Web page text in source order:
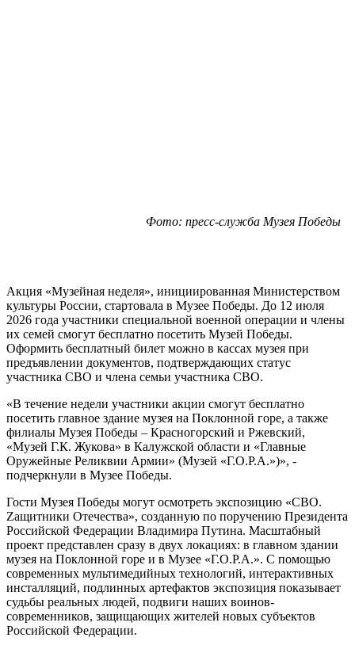
Фото: пресс-служба Музея Победы
Акция «Музейная неделя», инициированная Министерством
культуры России, стартовала в Музее Победы. До 12 июля
2026 года участники специальной военной операции и члены
их семей смогут бесплатно посетить Музей Победы.
Оформить бесплатный билет можно в кассах музея при
предъявлении документов, подтверждающих статус
участника СВО и члена семьи участника СВО.
«В течение недели участники акции смогут бесплатно
посетить главное здание музея на Поклонной горе, а также
филиалы Музея Победы – Красногорский и Ржевский,
«Музей Г.К. Жукова» в Калужской области и «Главные
Оружейные Реликвии Армии» (Музей «Г.О.Р.А.»)», -
подчеркнули в Музее Победы.
Гости Музея Победы могут осмотреть экспозицию «СВО.
Zащитники Отечества», созданную по поручению Президента
Российской Федерации Владимира Путина. Масштабный
проект представлен сразу в двух локациях: в главном здании
музея на Поклонной горе и в Музее «Г.О.Р.А.». С помощью
современных мультимедийных технологий, интерактивных
инсталляций, подлинных артефактов экспозиция показывает
судьбы реальных людей, подвиги наших воинов-
современников, защищающих жителей новых субъектов
Российской Федерации.